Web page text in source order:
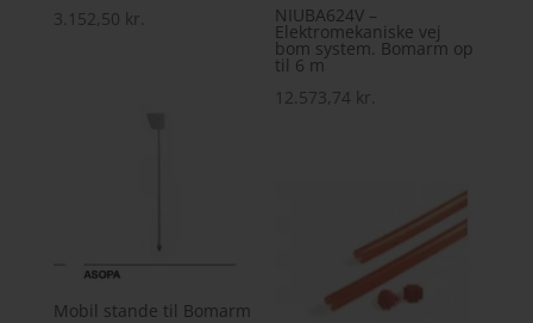
3.152,50 kr. NIUBA624V –
Elektromekaniske vej
bom system. Bomarm op
til 6 m
12.573,74 kr.
Mobil stande til Bomarm